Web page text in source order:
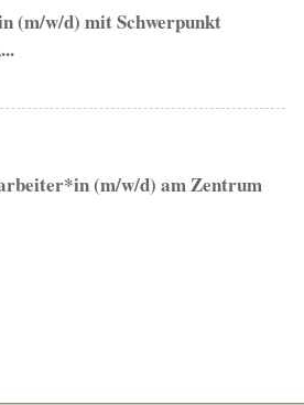
(m/w/d) mit Schwerpunkt
(m/w/d) am Zentrum